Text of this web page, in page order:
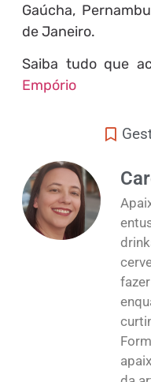
Gaúcha,
de Janeiro.
Saiba tudo que
Empório